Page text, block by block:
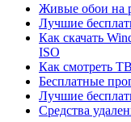
Живые обои на
Лучшие
Как скачать
ISO
Как смотреть
Бесплатные
Лучшие
Средства